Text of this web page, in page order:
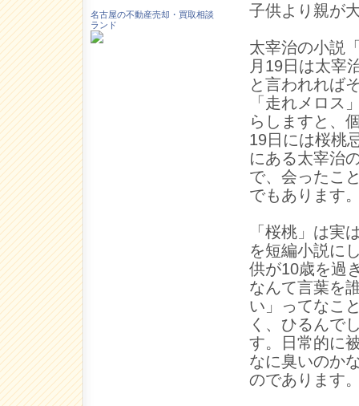
子供より親が
太宰治の小説
月19日は太宰
と言われれば
「走れメロス
らしますと、
19日には桜桃
にある太宰治
で、会ったこ
でもあります
「桜桃」は実
を短編小説に
供が10歳を過
なんて言葉を
い」ってなこ
く、ひるんで
す。日常的に
なに臭いのか
のであります
名古屋の不動産売却・買取相談
ランド